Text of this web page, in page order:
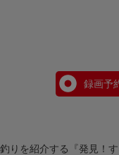
録画予
りを紹介する『発見！